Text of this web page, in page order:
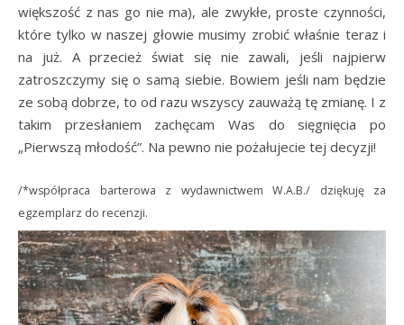
większość z nas go nie ma), ale zwykłe, proste czynności,
które tylko w naszej głowie musimy zrobić właśnie teraz i
na już. A przecież świat się nie zawali, jeśli najpierw
zatroszczymy się o samą siebie. Bowiem jeśli nam będzie
ze sobą dobrze, to od razu wszyscy zauważą tę zmianę. I z
takim przesłaniem zachęcam Was do sięgnięcia po
„Pierwszą młodość”. Na pewno nie pożałujecie tej decyzji!
/*współpraca barterowa z wydawnictwem W.A.B./ dziękuję za
egzemplarz do recenzji.